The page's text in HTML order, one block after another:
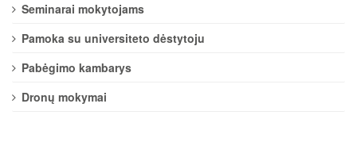
Seminarai mokytojams
Pamoka su universiteto dėstytoju
Pabėgimo kambarys
Dronų mokymai